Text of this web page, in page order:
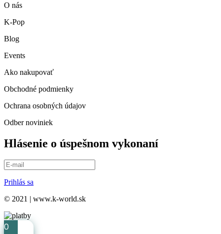
O nás
K-Pop
Blog
Events
Ako nakupovať
Obchodné podmienky
Ochrana osobných údajov
Odber noviniek
Hlásenie o úspešnom vykonaní
Prihlás sa
© 2021 | www.k-world.sk
0